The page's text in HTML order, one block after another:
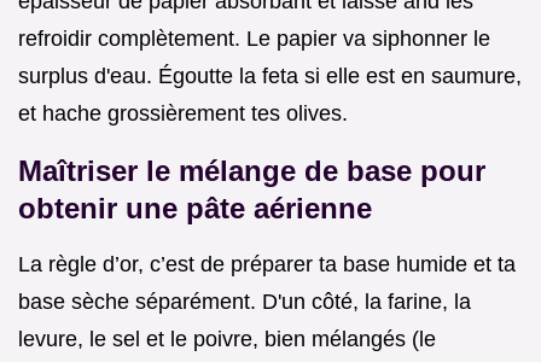
refroidir complètement. Le papier va siphonner le
surplus d'eau. Égoutte la feta si elle est en saumure,
et hache grossièrement tes olives.
Maîtriser le mélange de base pour
obtenir une pâte aérienne
La règle d’or, c’est de préparer ta base humide et ta
base sèche séparément. D'un côté, la farine, la
levure, le sel et le poivre, bien mélangés (le